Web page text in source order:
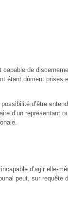
de
étant dûment
d’être
d’un représentant
d’agir elle-
peut, sur